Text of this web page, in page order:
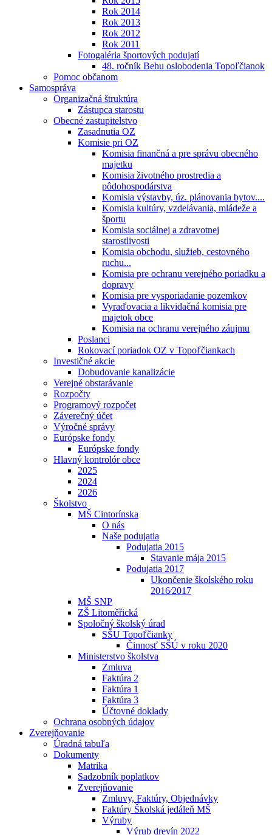
Rok 2014
Rok 2013
Rok 2012
Rok 2011
Fotogaléria športových podujatí
48. ročník Behu oslobodenia Topoľčianok
Pomoc občanom
Samospráva
Organizačná štruktúra
Zástupca starostu
Obecné zastupitelstvo
Zasadnutia OZ
Komisie pri OZ
Komisia finančná a pre správu obecného
majetku
Komisia životného prostredia a
pôdohospodárstva
Komisia výstavby, úz. plánovania bytov....
Komisia kultúry, vzdelávania, mládeže a
športu
Komisia sociálnej a zdravotnej
starostlivosti
Komisia obchodu, služieb, cestovného
ruchu...
Komisia pre ochranu verejného poriadku a
dopravy
Komisia pre vysporiadanie pozemkov
Vyraďovacia a likvidačná komisia pre
majetok obce
Komisia na ochranu verejného záujmu
Poslanci
Rokovací poriadok OZ v Topoľčiankach
Investičné akcie
Dobudovanie kanalizácie
Verejné obstarávanie
Rozpočty
Programový rozpočet
Záverečný účet
Výročné správy
Európske fondy
Európske fondy
Hlavný kontrolór obce
2025
2024
2026
Školstvo
MŠ Cintorínska
O nás
Naše podujatia
Podujatia 2015
Stavanie mája 2015
Podujatia 2017
Ukončenie školského roku
2016⁄2017
MŠ SNP
ZŠ Litoměřická
Spoločný školský úrad
SŠU Topoľčianky
Činnosť SŠÚ v roku 2020
Ministerstvo školstva
Zmluva
Faktúra 2
Faktúra 1
Faktúra 3
Účtovné doklady
Ochrana osobných údajov
Zverejňovanie
Úradná tabuľa
Dokumenty
Matrika
Sadzobník poplatkov
Zverejňovanie
Zmluvy, Faktúry, Objednávky
Faktúry Školská jedáleň MŠ
Výruby
Výrub drevín 2022